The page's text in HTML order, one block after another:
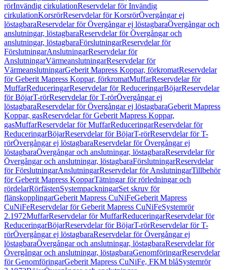
rörInvändig cirkulationReservdelar för Invändig
cirkulationKorsrörReservdelar för KorsrörÖvergångar ej
löstagbaraReservdelar för Övergångar ej löstagbaraÖvergångar och
anslutningar, löstagbaraReservdelar för Övergångar och
anslutningar, löstagbaraFörslutningarReservdelar för
FörslutningarAnslutningarReservdelar för
AnslutningarVärmeanslutningarReservdelar för
VärmeanslutningarGeberit Mapress Koppar, förkromatReservdelar
för Geberit Mapress Koppar, förkromatMuffarReservdelar för
MuffarReduceringarReservdelar för ReduceringarBöjarReservdelar
för BöjarT-rörReservdelar för T-rörÖvergångar ej
löstagbaraReservdelar för Övergångar ej löstagbaraGeberit Mapress
Koppar, gasReservdelar för Geberit Mapress Koppar,
gasMuffarReservdelar för MuffarReduceringarReservdelar för
ReduceringarBöjarReservdelar för BöjarT-rörReservdelar för T-
rörÖvergångar ej löstagbaraReservdelar för Övergångar ej
löstagbaraÖvergångar och anslutningar, löstagbaraReservdelar för
Övergångar och anslutningar, löstagbaraFörslutningarReservdelar
för FörslutningarAnslutningarReservdelar för AnslutningarTillbehör
för Geberit Mapress KopparTätningar för rörledningar och
rördelarRörfästenSystempackningarSet skruv för
flänskopplingarGeberit Mapress CuNiFeGeberit Mapress
CuNiFeReservdelar för Geberit Mapress CuNiFeSystemrör
2.1972MuffarReservdelar för MuffarReduceringarReservdelar för
ReduceringarBöjarReservdelar för BöjarT-rörReservdelar för T-
rörÖvergångar ej löstagbaraReservdelar för Övergångar ej
löstagbaraÖvergångar och anslutningar, löstagbaraReservdelar för
Övergångar och anslutningar, löstagbaraGenomföringarReservdelar
för GenomföringarGeberit Mapress CuNiFe, FKM blåSystemrör